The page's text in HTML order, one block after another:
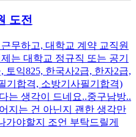
도전
무하고, 대학교 계약 교직원
는 대학교 정규직 또는 공기
토익825, 한국사2급, 한자2급,
기합격, 소방기사필기합격)
는 생각이 드네요..중구남방..
지는 건 아닌지 괜한 생각만
가야할지 조언 부탁드릴게